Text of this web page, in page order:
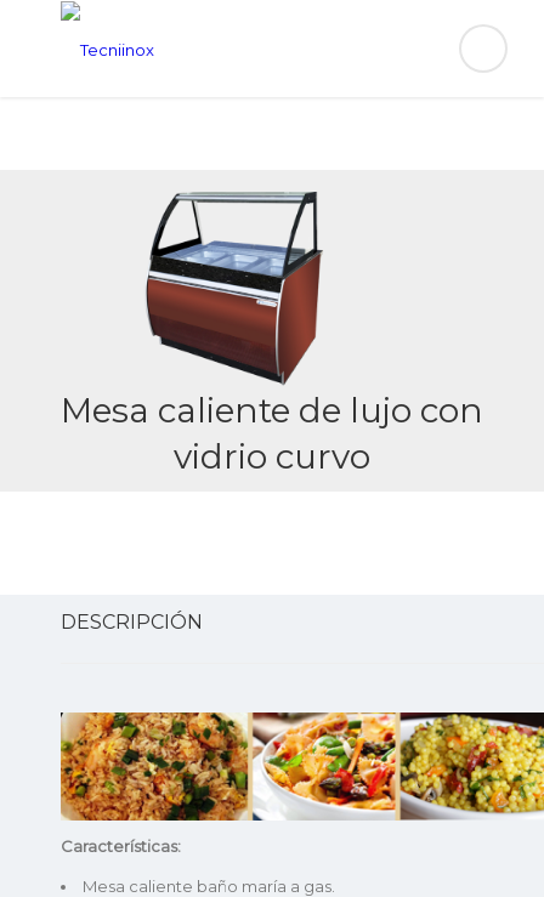
Mesa caliente de lujo con
vidrio curvo
DESCRIPCIÓN
Características:
Mesa caliente baño maría a gas.